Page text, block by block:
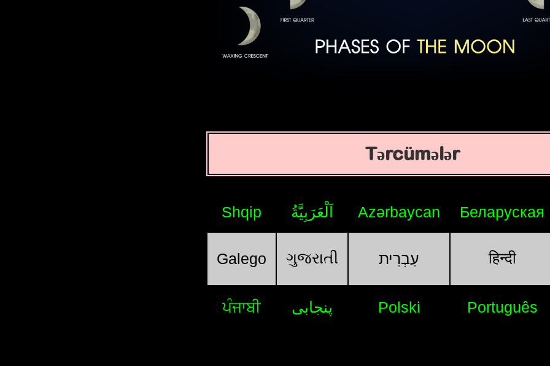
Tərcümələr
Shqip اَلْعَرَبِيَّةُ Azərbaycan Беларуская
Galego ગુજરાતી עִבְרִית हिन्दी
ਪੰਜਾਬੀ پنجابی Polski Português